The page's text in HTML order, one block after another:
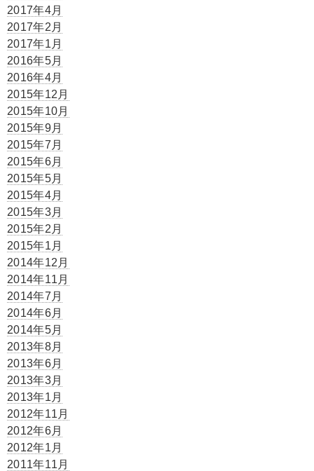
2017年4月
2017年2月
2017年1月
2016年5月
2016年4月
2015年12月
2015年10月
2015年9月
2015年7月
2015年6月
2015年5月
2015年4月
2015年3月
2015年2月
2015年1月
2014年12月
2014年11月
2014年7月
2014年6月
2014年5月
2013年8月
2013年6月
2013年3月
2013年1月
2012年11月
2012年6月
2012年1月
2011年11月